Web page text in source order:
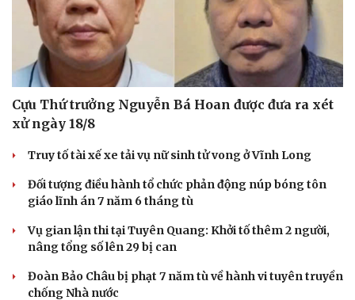
Cựu Thứ trưởng Nguyễn Bá Hoan được đưa ra xét
xử ngày 18/8
Truy tố tài xế xe tải vụ nữ sinh tử vong ở Vĩnh Long
Đối tượng điều hành tổ chức phản động núp bóng tôn
giáo lĩnh án 7 năm 6 tháng tù
Vụ gian lận thi tại Tuyên Quang: Khởi tố thêm 2 người,
nâng tổng số lên 29 bị can
Đoàn Bảo Châu bị phạt 7 năm tù về hành vi tuyên truyền
chống Nhà nước